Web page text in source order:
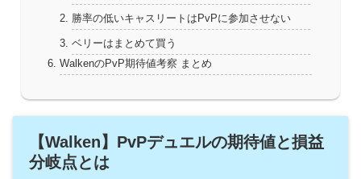
勝率の低いキャスリートはPvPに参加させない
ベリーはまとめて買う
WalkenのPvP期待値考察 まとめ
【Walken】PvPデュエルの期待値と損益
分岐点とは